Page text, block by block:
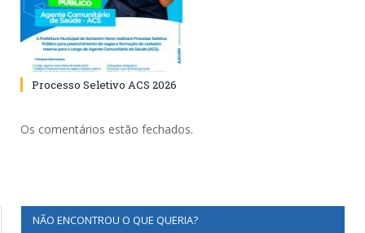
Processo Seletivo ACS 2026
Os comentários estão fechados.
NÃO ENCONTROU O QUE QUERIA?